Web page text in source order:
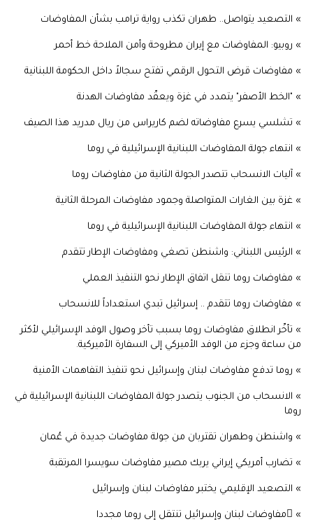
» التصعيد يتواصل.. طهران تكذب رواية ترامب بشأن المفاوضات
» روبيو: المفاوضات مع إيران مطروحة وأمن الملاحة خط أحمر
» مفاوضات قرض التحول الرقمي تفتح سجالاً داخل الحكومة اللبنانية
» "الخط الأصفر" يتمدد في غزة ويعقّد مفاوضات الهدنة
» تشلسي يسرع مفاوضاته لضم كاريراس من ريال مدريد هذا الصيف
» انتهاء جولة المفاوضات اللبنانية الإسرائيلية في روما
» آليات الانسحاب تتصدر الجولة الثانية من مفاوضات روما
» غزة بين الغارات المتواصلة وجمود مفاوضات المرحلة الثانية
» انتهاء جولة المفاوضات اللبنانية الإسرائيلية في روما
» الرئيس اللبناني: واشنطن تصغي ومفاوضات الإطار تتقدم
» مفاوضات روما تنقل اتفاق الإطار نحو التنفيذ العملي
» مفاوضات روما تتقدم .. إسرائيل تبدي استعداداً للانسحاب
» تأخّر انطلاق مفاوضات روما بسبب تأخر وصول الوفد الإسرائيلي لأكثر
من ساعة وجزء من الوفد الأميركي إلى السفارة الأميركية.
» روما تدفع مفاوضات لبنان وإسرائيل نحو تنفيذ التفاهمات الأمنية
» الانسحاب من الجنوب يتصدر جولة المفاوضات اللبنانية الإسرائيلية في
روما
» واشنطن وطهران تقتربان من جولة مفاوضات جديدة في عُمان
» تضارب أمريكي إيراني يربك مصير مفاوضات سويسرا المرتقبة
» التصعيد الإقليمي يختبر مفاوضات لبنان وإسرائيل
» ًمفاوضات لبنان وإسرائيل تنتقل إلى روما مجددا